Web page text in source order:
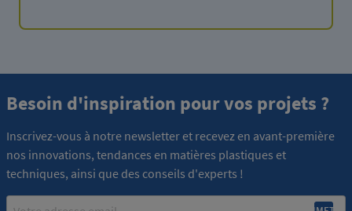
Besoin d'inspiration pour vos projets ?
Inscrivez-vous à notre newsletter et recevez en avant-première
nos innovations, tendances en matières plastiques et
techniques, ainsi que des conseils d'experts !